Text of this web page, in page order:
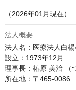
（2026年01月現在）
法人概要
法人名：医療法人白楊
設立：1973年12月
理事長：椿原 美治 （
所在地：〒465-0086